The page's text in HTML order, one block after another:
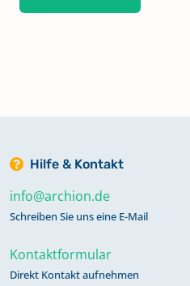
Hilfe & Kontakt
info@archion.de
Schreiben Sie uns eine E-Mail
Kontaktformular
Direkt Kontakt aufnehmen